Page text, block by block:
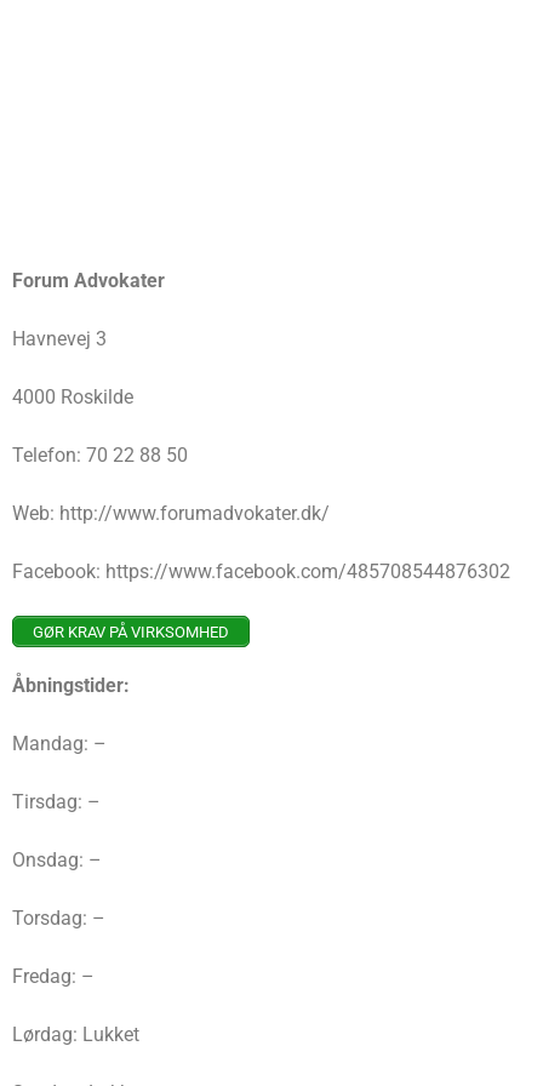
Forum Advokater
Havnevej 3
4000 Roskilde
Telefon: 70 22 88 50
Web: http://www.forumadvokater.dk/
Facebook: https://www.facebook.com/485708544876302
GØR KRAV PÅ VIRKSOMHED
Åbningstider:
Mandag: –
Tirsdag: –
Onsdag: –
Torsdag: –
Fredag: –
Lørdag: Lukket